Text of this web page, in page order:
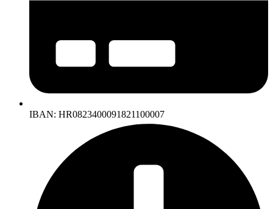
IBAN: HR0823400091821100007